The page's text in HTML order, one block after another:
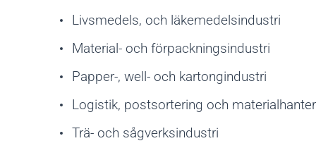
Livsmedels, och läkemedelsindustri
Material- och förpackningsindustri
Papper-, well- och kartongindustri
Logistik, postsortering och
Trä- och sågverksindustri